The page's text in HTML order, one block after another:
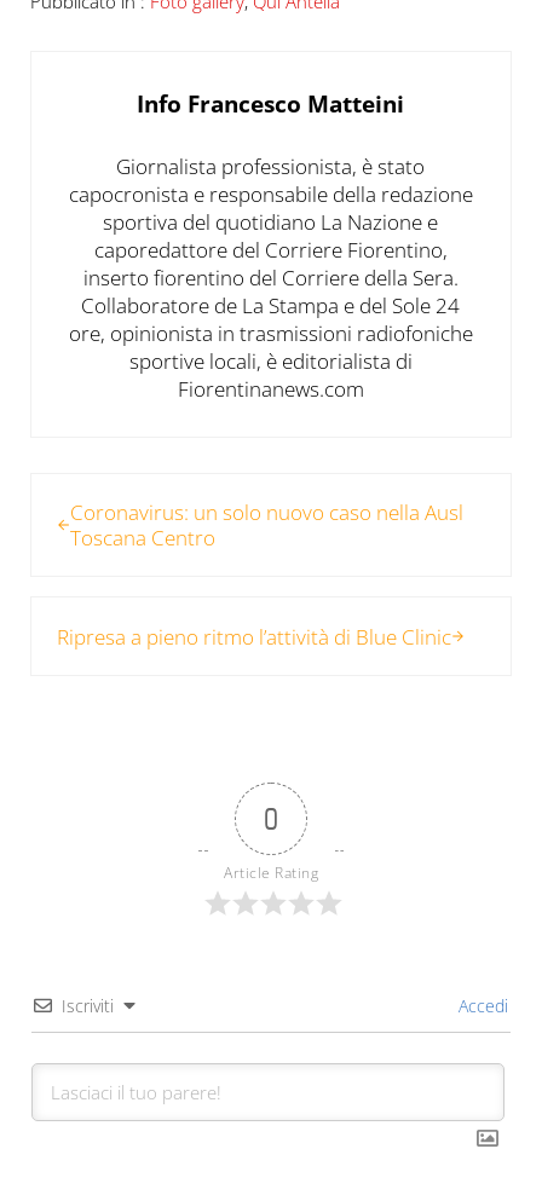
Info Francesco Matteini
Giornalista professionista, è stato
capocronista e responsabile della redazione
sportiva del quotidiano La Nazione e
caporedattore del Corriere Fiorentino,
inserto fiorentino del Corriere della Sera.
Collaboratore de La Stampa e del Sole 24
ore, opinionista in trasmissioni radiofoniche
sportive locali, è editorialista di
Fiorentinanews.com
Coronavirus: un solo nuovo caso nella Ausl
Toscana Centro
Ripresa a pieno ritmo l’attività di Blue Clinic
0
Article Rating
Iscriviti Accedi